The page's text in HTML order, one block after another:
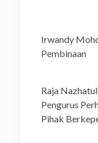
Irwandy
:
Raja
Pengurus
Pihak